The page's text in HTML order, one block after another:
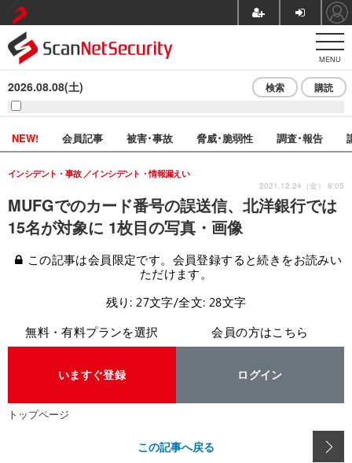
MENU
2026.08.08(土) 検索 購読
NEW! 会員記事 被害･事故 脅威･脆弱性 調査･報告
MUFGでのカード番号の誤送信、北洋銀行では
15名が対象に 1枚目の写真・画像
インシデント・事故 インシデント・情報漏えい
2021.12.24（金） 8:05
この記事は会員限定です。会員登録すると続きをお読みい
ただけます。
残り: 27文字/全文: 28文字
無料・有料プランを選択
いますぐ登録
会員の方はこちら
ログイン
トップページ
この記事へ戻る